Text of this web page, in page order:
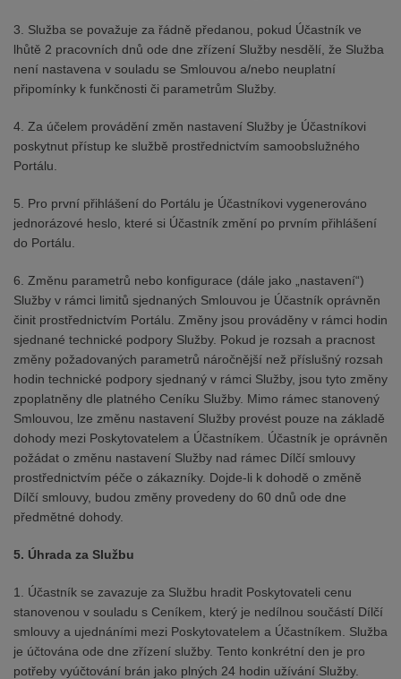
3. Služba se považuje za řádně předanou, pokud Účastník ve
lhůtě 2 pracovních dnů ode dne zřízení Služby nesdělí, že Služba
není nastavena v souladu se Smlouvou a/nebo neuplatní
připomínky k funkčnosti či parametrům Služby.
4. Za účelem provádění změn nastavení Služby je Účastníkovi
poskytnut přístup ke službě prostřednictvím samoobslužného
Portálu.
5. Pro první přihlášení do Portálu je Účastníkovi vygenerováno
jednorázové heslo, které si Účastník změní po prvním přihlášení
do Portálu.
6. Změnu parametrů nebo konfigurace (dále jako „nastavení“)
Služby v rámci limitů sjednaných Smlouvou je Účastník oprávněn
činit prostřednictvím Portálu. Změny jsou prováděny v rámci hodin
sjednané technické podpory Služby. Pokud je rozsah a pracnost
změny požadovaných parametrů náročnější než příslušný rozsah
hodin technické podpory sjednaný v rámci Služby, jsou tyto změny
zpoplatněny dle platného Ceníku Služby. Mimo rámec stanovený
Smlouvou, lze změnu nastavení Služby provést pouze na základě
dohody mezi Poskytovatelem a Účastníkem. Účastník je oprávněn
požádat o změnu nastavení Služby nad rámec Dílčí smlouvy
prostřednictvím péče o zákazníky. Dojde-li k dohodě o změně
Dílčí smlouvy, budou změny provedeny do 60 dnů ode dne
předmětné dohody.
5. Úhrada za Službu
1. Účastník se zavazuje za Službu hradit Poskytovateli cenu
stanovenou v souladu s Ceníkem, který je nedílnou součástí Dílčí
smlouvy a ujednáními mezi Poskytovatelem a Účastníkem. Služba
je účtována ode dne zřízení služby. Tento konkrétní den je pro
potřeby vyúčtování brán jako plných 24 hodin užívání Služby.